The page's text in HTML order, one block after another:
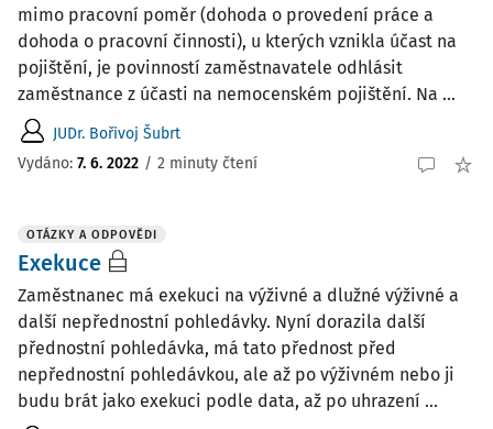
mimo pracovní poměr (dohoda o provedení práce a
dohoda o pracovní činnosti), u kterých vznikla účast na
pojištění, je povinností zaměstnavatele odhlásit
zaměstnance z účasti na nemocenském pojištění. Na ...
JUDr. Bořivoj Šubrt
Vydáno: 7. 6. 2022 / 2 minuty čtení
OTÁZKY A ODPOVĚDI
Exekuce
Zaměstnanec má exekuci na výživné a dlužné výživné a
další nepřednostní pohledávky. Nyní dorazila další
přednostní pohledávka, má tato přednost před
nepřednostní pohledávkou, ale až po výživném nebo ji
budu brát jako exekuci podle data, až po uhrazení ...